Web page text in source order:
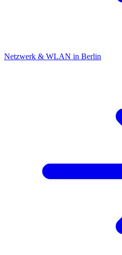
Netzwerk & WLAN in Berlin